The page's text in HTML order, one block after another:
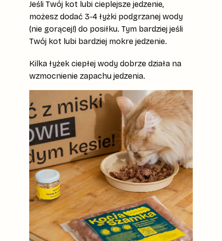
Jeśli Twój kot lubi cieplejsze jedzenie,
możesz dodać 3-4 łyżki podgrzanej wody
(nie gorącej!) do posiłku. Tym bardziej jeśli
Twój kot lubi bardziej mokre jedzenie.
Kilka łyżek ciepłej wody dobrze działa na
wzmocnienie zapachu jedzenia.